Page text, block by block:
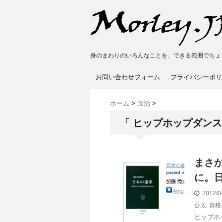
身のまわりのいろんなことを、できる範囲でち
お問い合わせフォーム プライバシーポ
ホーム > 政治 >
「 ヒップホップダン
まさ
に。
2012/
公太, 資格
ヒップ